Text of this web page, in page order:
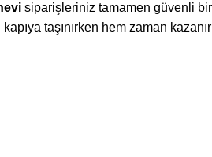
siparişleriniz tamamen güvenli
taşınırken hem zaman